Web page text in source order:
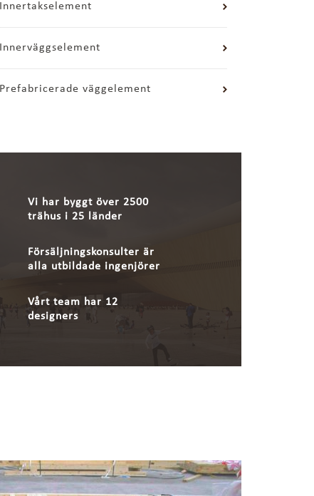
Innertakselement
Innerväggselement
Prefabricerade väggelement
Vi har byggt över 2500
trähus i 25 länder
Försäljningskonsulter är
alla utbildade ingenjörer
Vårt team har 12
designers